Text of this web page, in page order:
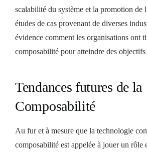
scalabilité du système et la promotion de
études de cas provenant de diverses
évidence comment les organisations ont
composabilité pour atteindre des objectifs
Tendances futures de la
Composabilité
Au fur et à mesure que la technologie
composabilité est appelée à jouer un rôle